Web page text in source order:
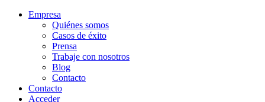
Empresa
Quiénes somos
Casos de éxito
Prensa
Trabaje con nosotros
Blog
Contacto
Contacto
Acceder